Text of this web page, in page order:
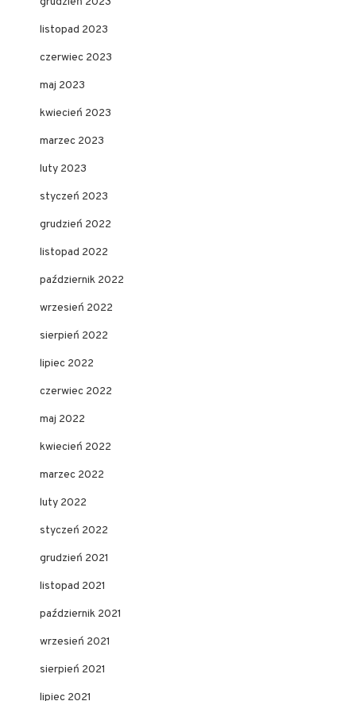
listopad 2023
czerwiec 2023
maj 2023
kwiecień 2023
marzec 2023
luty 2023
styczeń 2023
grudzień 2022
listopad 2022
październik 2022
wrzesień 2022
sierpień 2022
lipiec 2022
czerwiec 2022
maj 2022
kwiecień 2022
marzec 2022
luty 2022
styczeń 2022
grudzień 2021
listopad 2021
październik 2021
wrzesień 2021
sierpień 2021
lipiec 2021